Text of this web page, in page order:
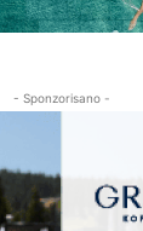
- Sponzorisano -